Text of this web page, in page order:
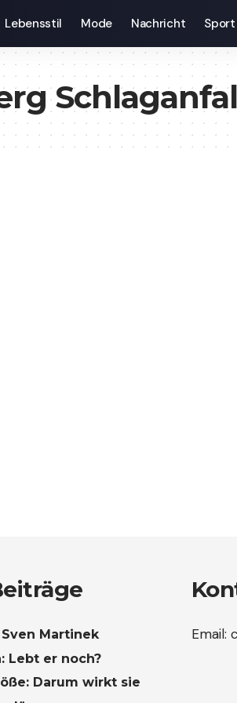
Lebensstil Mode Nachricht Sport
Martinek
Lebt er noch?
Darum wirkt sie
Email: